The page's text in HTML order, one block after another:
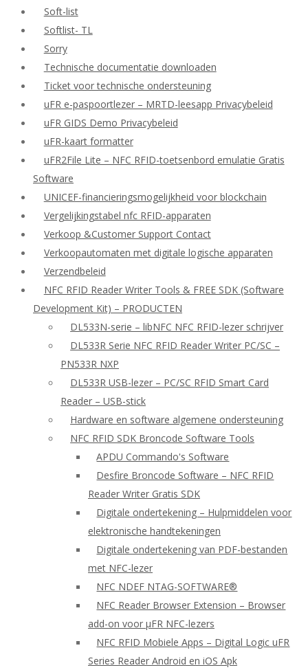
Soft-list
Softlist- TL
Sorry
Technische documentatie downloaden
Ticket voor technische ondersteuning
uFR e-paspoortlezer – MRTD-leesapp Privacybeleid
uFR GIDS Demo Privacybeleid
uFR-kaart formatter
uFR2File Lite – NFC RFID-toetsenbord emulatie Gratis
Software
UNICEF-financieringsmogelijkheid voor blockchain
Vergelijkingstabel nfc RFID-apparaten
Verkoop &Customer Support Contact
Verkoopautomaten met digitale logische apparaten
Verzendbeleid
NFC RFID Reader Writer Tools & FREE SDK (Software
Development Kit) – PRODUCTEN
DL533N-serie – libNFC NFC RFID-lezer schrijver
DL533R Serie NFC RFID Reader Writer PC/SC –
PN533R NXP
DL533R USB-lezer – PC/SC RFID Smart Card
Reader – USB-stick
Hardware en software algemene ondersteuning
NFC RFID SDK Broncode Software Tools
APDU Commando's Software
Desfire Broncode Software – NFC RFID
Reader Writer Gratis SDK
Digitale ondertekening – Hulpmiddelen voor
elektronische handtekeningen
Digitale ondertekening van PDF-bestanden
met NFC-lezer
NFC NDEF NTAG-SOFTWARE®
NFC Reader Browser Extension – Browser
add-on voor μFR NFC-lezers
NFC RFID Mobiele Apps – Digital Logic uFR
Series Reader Android en iOS Apk